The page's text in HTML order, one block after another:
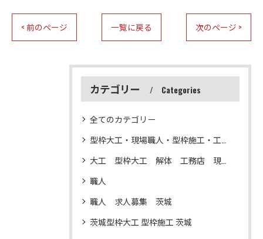
< 前のページ 一覧に戻る 次のページ >
カテゴリー Categories
全てのカテゴリー
型枠大工・現場職人・型枠施工・工務店・解体
大工 型枠大工 解体 工務店 現場仕事
職人
職人 求人募集 茨城
茨城型枠大工 型枠施工 茨城